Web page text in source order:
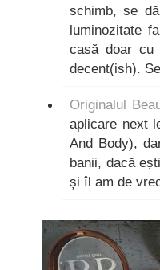
schimb, se
luminozitate
casă doar
decent(ish).
Originalul
aplicare next
And Body),
banii, dacă
și îl am de